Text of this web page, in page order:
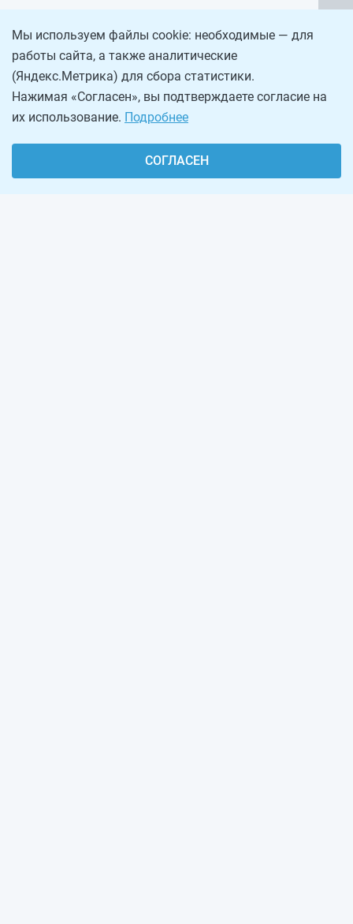
Мы используем файлы cookie: необходимые — для
работы сайта, а также аналитические
(Яндекс.Метрика) для сбора статистики.
Нажимая «Согласен», вы подтверждаете согласие на
их использование. Подробнее
СОГЛАСЕН